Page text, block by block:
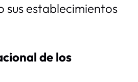
sus establecimientos
de los